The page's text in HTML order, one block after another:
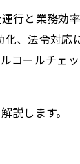
行と業務効
、法令対応
コールチェ
説します。